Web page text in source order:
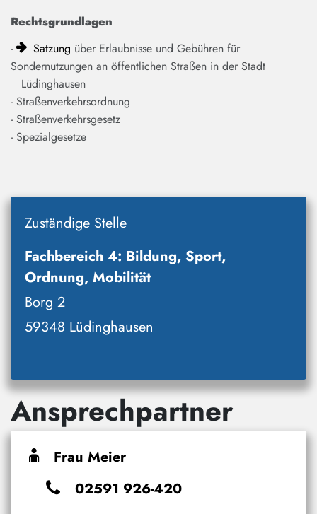
Rechtsgrundlagen
-
Satzung über Erlaubnisse und Gebühren für
Sondernutzungen an öffentlichen Straßen in der Stadt
Lüdinghausen
- Straßenverkehrsordnung
- Straßenverkehrsgesetz
- Spezialgesetze
Zuständige Stelle
Fachbereich 4: Bildung, Sport,
Ordnung, Mobilität
Borg 2
59348 Lüdinghausen
Ansprechpartner
Frau Meier
02591 926-420